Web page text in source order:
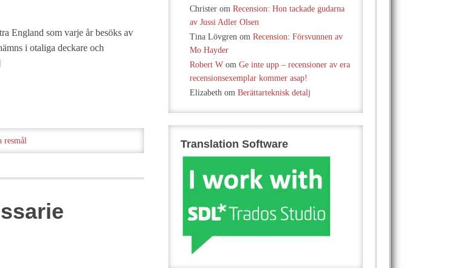
England som varje år besöks av
i otaliga deckare och
resmål
Christer om Recension: Hon tackade gudarna
av Jussi Adler Olsen
Tina Lövgren om Recension: Försvunnen av
Mo Hayder
Robert W om Ge inte upp – recensioner av era
recensionsexemplar kommer asap!
Elizabeth om Berättarteknisk detalj
Translation Software